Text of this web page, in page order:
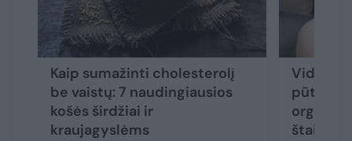
Kaip sumažinti cholesterolį
be vaistų: 7 naudingiausios
košės širdžiai ir
kraujagyslėms
Vidurių
štai, ko